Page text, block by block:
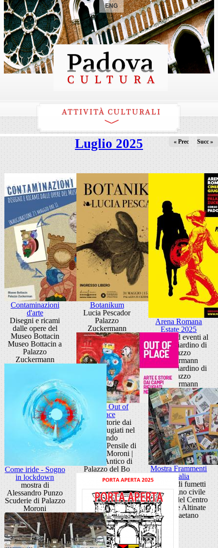
ENG
ATTIVITÀ CULTURALI
Luglio 2025 « Prec Succ »
Contaminazioni
d'arte
Disegni e ricami
dalle opere del
Museo Bottacin
Museo Bottacin a
Palazzo
Zuckermann
Botanikum
Lucia Pescador
Palazzo
Zuckermann
Arena Romana
Estate 2025
cinema ed eventi al
Teatro Giardino di
Palazzo
Zuckermann
Teatro Giardino di
Palazzo
Zuckermann
Mostra Out of
Place
Arte e storie dai
campi rifugiati nel
mondo
Giardino Pensile di
Palazzo Moroni |
Cortile Antico di
Palazzo del Bo
Come iride - Sogno
in lockdown
mostra di
Alessandro Punzo
Scuderie di Palazzo
Moroni
Mostra Frammenti
d’Italia
20 anni di fumetti
di impegno civile
Ballatoi del Centro
Culturale Altinate
San Gaetano